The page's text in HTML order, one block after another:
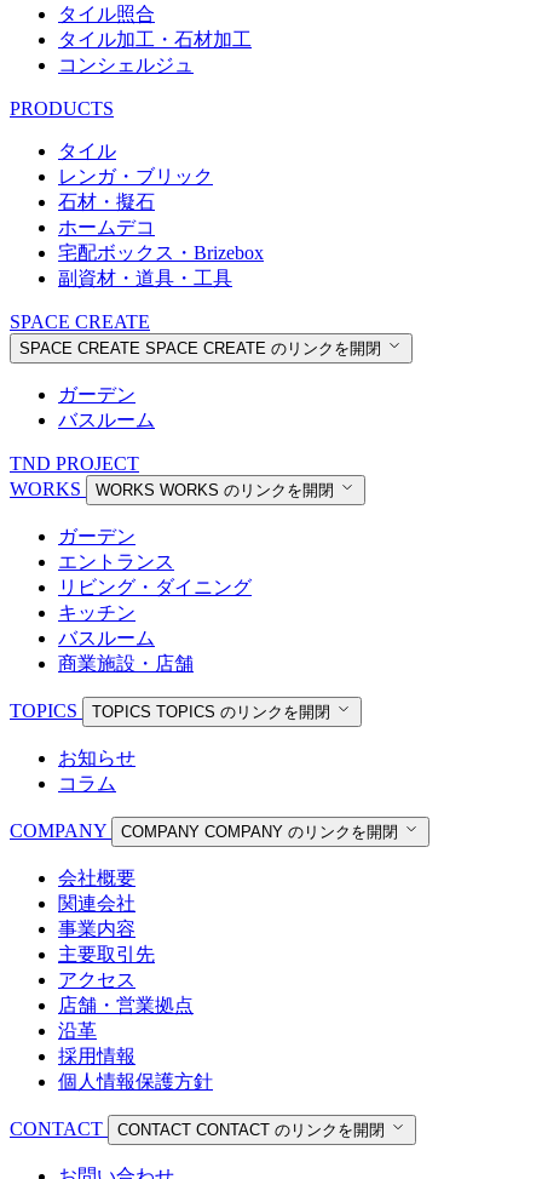
タイル照合
タイル加工・石材加工
コンシェルジュ
PRODUCTS
タイル
レンガ・ブリック
石材・擬石
ホームデコ
宅配ボックス・Brizebox
副資材・道具・工具
SPACE CREATE
SPACE CREATE SPACE CREATE のリンクを開閉
ガーデン
バスルーム
TND PROJECT
WORKS
WORKS WORKS のリンクを開閉
ガーデン
エントランス
リビング・ダイニング
キッチン
バスルーム
商業施設・店舗
TOPICS TOPICS TOPICS のリンクを開閉
お知らせ
コラム
COMPANY COMPANY COMPANY のリンクを開閉
会社概要
関連会社
事業内容
主要取引先
アクセス
店舗・営業拠点
沿革
採用情報
個人情報保護方針
CONTACT CONTACT CONTACT のリンクを開閉